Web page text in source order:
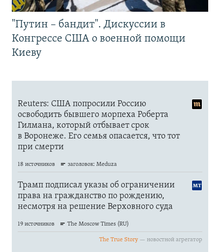
"Путин – бандит". Дискуссии в
Конгрессе США о военной помощи
Киеву